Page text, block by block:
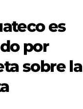
es
por
sobre la